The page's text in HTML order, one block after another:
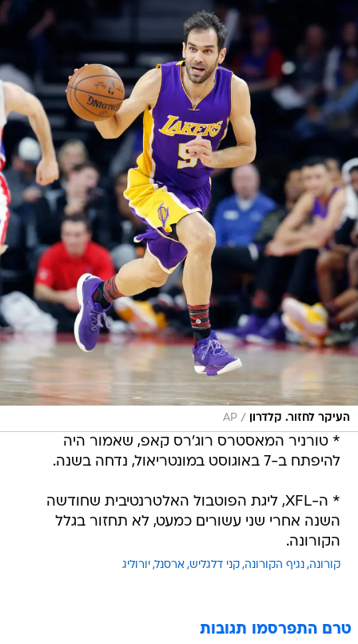
העיקר לחזור. קלדרון /
AP
* טורניר המאסטרס רוג'רס קאפ, שאמור היה
להיפתח ב-7 באוגוסט במונטריאול, נדחה בשנה.
* ה-XFL, ליגת הפוטבול האלטרנטיבית שחודשה
השנה אחרי שני עשורים כמעט, לא תחזור בגלל
הקורונה.
קורונה נגיף הקורונה קני דלגליש ארסנל יורוליג
טרם התפרסמו תגובות